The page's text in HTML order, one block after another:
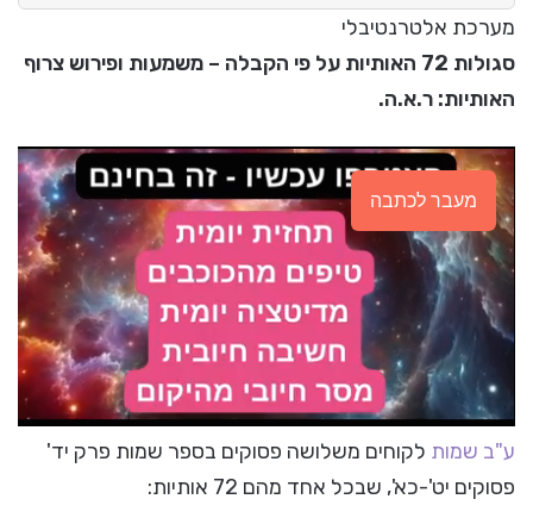
מערכת אלטרנטיבלי
סגולות 72 האותיות על פי הקבלה – משמעות ופירוש צרוף
האותיות: ר.א.ה.
מעבר לכתבה
ע"ב שמות לקוחים משלושה פסוקים בספר שמות פרק יד'
פסוקים יט'-כא', שבכל אחד מהם 72 אותיות: